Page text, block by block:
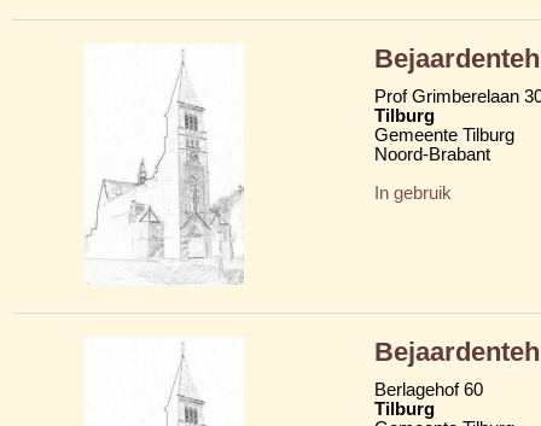
Prof Grimberelaan
Tilburg
Gemeente Tilburg
Noord-Brabant
In gebruik
Berlagehof 60
Tilburg